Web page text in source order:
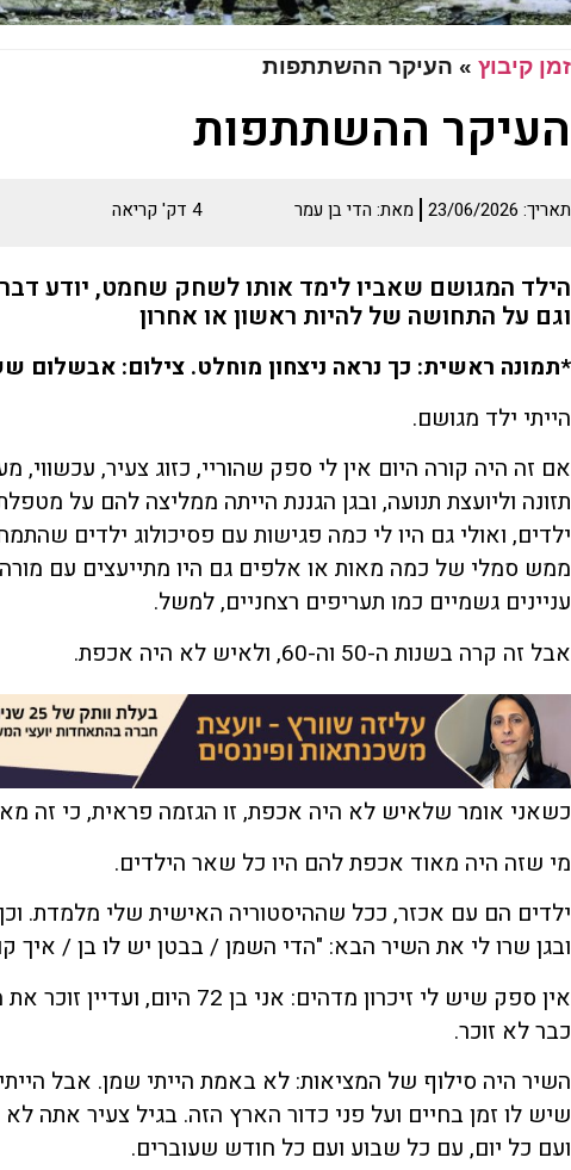
זמן קיבוץ » העיקר ההשתתפות
העיקר ההשתתפות
תאריך: 23/06/2026 מאת: הדי בן עמר 4 דק' קריאה
הילד המגושם שאביו לימד אותו לשחק שחמט, יודע
וגם על התחושה של להיות ראשון או אחרון
*תמונה ראשית: כך נראה ניצחון מוחלט. צילום: אבשלום
הייתי ילד מגושם.
אם זה היה קורה היום אין לי ספק שהוריי, כזוג צעיר, עכשווי,
תזונה וליועצת תנועה, ובגן הגננת הייתה ממליצה להם על
ילדים, ואולי גם היו לי כמה פגישות עם פסיכולוג ילדים
ממש סמלי של כמה מאות או אלפים גם היו מתייעצים עם
עניינים גשמיים כמו תעריפים רצחניים, למשל.
אבל זה קרה בשנות ה-50 וה-60, ולאיש לא היה אכפת.
כשאני אומר שלאיש לא היה אכפת, זו הגזמה פראית, כי זה
מי שזה היה מאוד אכפת להם היו כל שאר הילדים.
ילדים הם עם אכזר, ככל שההיסטוריה האישית שלי מלמדת.
ובגן שרו לי את השיר הבא: "הדי השמן / בבטן יש לו בן / איך
אין ספק שיש לי זיכרון מדהים:
כבר לא זוכר.
השיר היה סילוף של המציאות: לא באמת הייתי שמן. אבל
שיש לו זמן בחיים ועל פני כדור הארץ הזה. בגיל צעיר אתה
ועם כל יום, עם כל שבוע ועם כל חודש שעוברים.